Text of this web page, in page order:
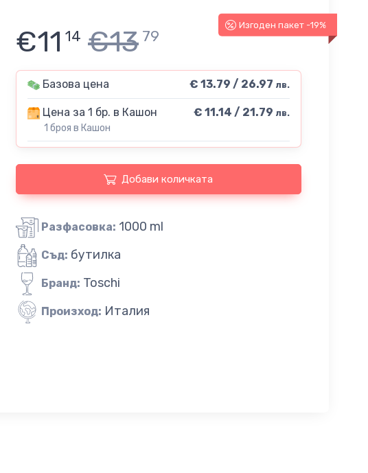
Изгоден пакет -19%
€11 14 €13 79
Базова цена € 13.79 / 26.97 лв.
Цена за 1 бр. в Кашон
1 броя в Кашон
€ 11.14 / 21.79 лв.
Добави количката
Разфасовка: 1000 ml
Съд: бутилка
Бранд: Toschi
Произход: Италия